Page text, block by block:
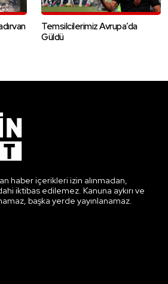
Temsilcilerimiz Avrupa’da
Güldü
haber içerikleri izin alınmadan,
iktibas edilemez. Kanuna aykırı ve
başka yerde yayınlanamaz.